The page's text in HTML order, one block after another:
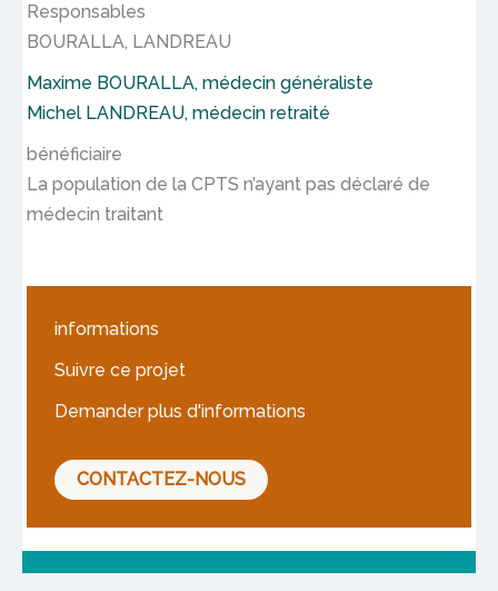
Responsables
BOURALLA, LANDREAU
Maxime BOURALLA, médecin généraliste
Michel LANDREAU, médecin retraité
bénéficiaire
La population de la CPTS n’ayant pas déclaré de
médecin traitant
informations
Suivre ce projet
Demander plus d'informations
CONTACTEZ-NOUS